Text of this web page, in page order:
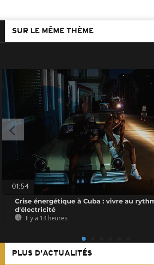
SUR LE MÊME THÈME
01:54
Crise énergétique à Cuba : vivre au
d'électricité
Il y a 14 heures
PLUS D'ACTUALITÉS